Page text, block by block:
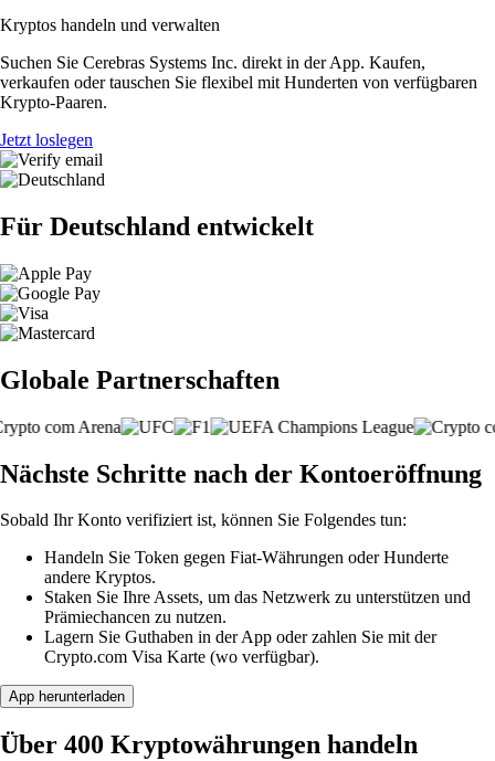
Kryptos handeln und verwalten
Suchen Sie Cerebras Systems Inc. direkt in der App. Kaufen,
verkaufen oder tauschen Sie flexibel mit Hunderten von verfügbaren
Krypto-Paaren.
Jetzt loslegen
Für Deutschland entwickelt
Globale Partnerschaften
Nächste Schritte nach der Kontoeröffnung
Sobald Ihr Konto verifiziert ist, können Sie Folgendes tun:
Handeln Sie Token gegen Fiat-Währungen oder Hunderte
andere Kryptos.
Staken Sie Ihre Assets, um das Netzwerk zu unterstützen und
Prämiechancen zu nutzen.
Lagern Sie Guthaben in der App oder zahlen Sie mit der
Crypto.com Visa Karte (wo verfügbar).
App herunterladen
Über 400 Kryptowährungen handeln